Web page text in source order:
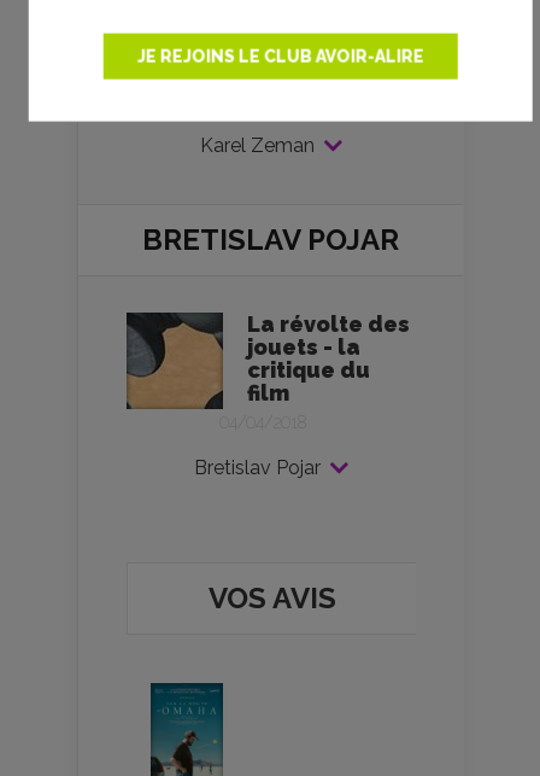
JE REJOINS LE CLUB AVOIR-ALIRE
fantastiques -
la critique du
Karel Zeman
BRETISLAV POJAR
La révolte des
jouets - la
critique du
film
04/04/2018
Bretislav Pojar
VOS AVIS